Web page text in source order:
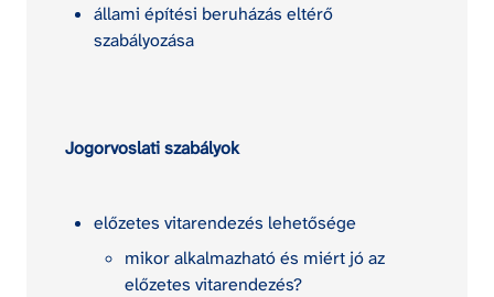
állami építési beruházás eltérő
szabályozása
Jogorvoslati szabályok
előzetes vitarendezés lehetősége
mikor alkalmazható és miért jó az
előzetes vitarendezés?